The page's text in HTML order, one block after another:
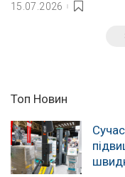
15.07.2026
Топ Новин